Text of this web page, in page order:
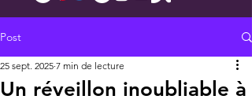
Post
Un réveillon inoubliable à
25 sept. 2025 7 min de lecture